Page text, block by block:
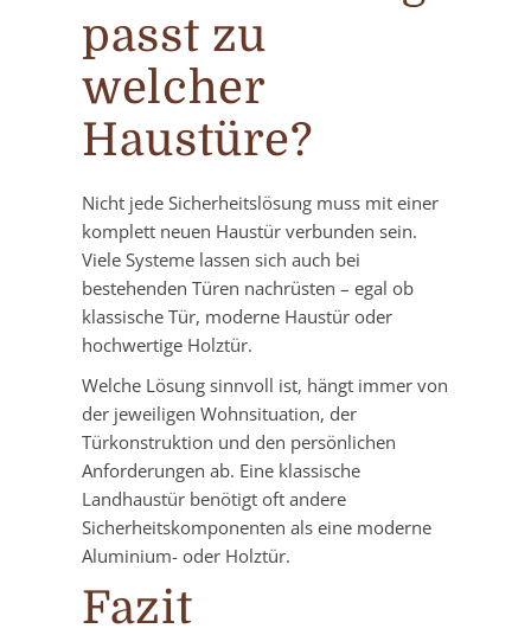
passt zu
welcher
Haustüre?
Nicht jede Sicherheitslösung muss mit einer
komplett neuen Haustür verbunden sein.
Viele Systeme lassen sich auch bei
bestehenden Türen nachrüsten – egal ob
klassische Tür, moderne Haustür oder
hochwertige Holztür.
Welche Lösung sinnvoll ist, hängt immer von
der jeweiligen Wohnsituation, der
Türkonstruktion und den persönlichen
Anforderungen ab. Eine klassische
Landhaustür benötigt oft andere
Sicherheitskomponenten als eine moderne
Aluminium- oder Holztür.
Fazit